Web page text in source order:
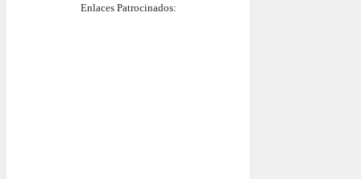
Enlaces Patrocinados: